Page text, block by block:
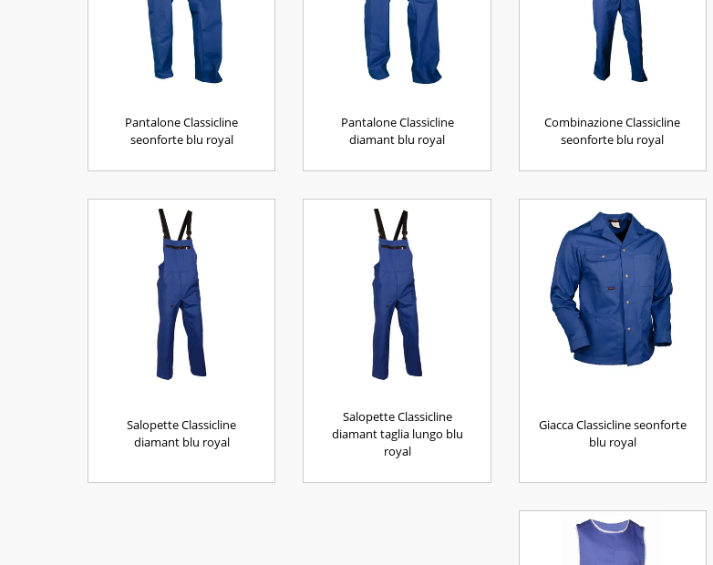
Pantalone Classicline
seonforte blu royal
Pantalone Classicline
diamant blu royal
Combinazione Classicline
seonforte blu royal
Salopette Classicline
diamant blu royal
Salopette Classicline
diamant taglia lungo blu
royal
Giacca Classicline seonforte
blu royal